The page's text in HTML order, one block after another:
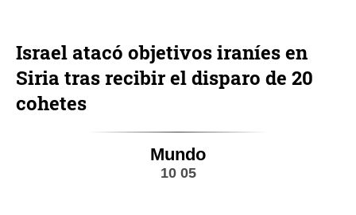
Israel atacó objetivos iraníes en
Siria tras recibir el disparo de 20
cohetes
Mundo
10 05